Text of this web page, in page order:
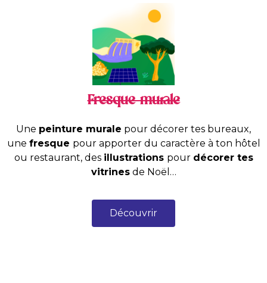
Fresque murale
Une peinture murale pour décorer tes bureaux,
une fresque pour apporter du caractère à ton hôtel
ou restaurant, des illustrations pour décorer tes
vitrinesde Noël…
Découvrir